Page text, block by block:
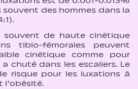
des hommes dans la
souvent de haute cinétique
tibio-fémorales peuvent
cinétique comme pour
chuté dans les escaliers. Le
risque pour les luxations à
l’obésité.